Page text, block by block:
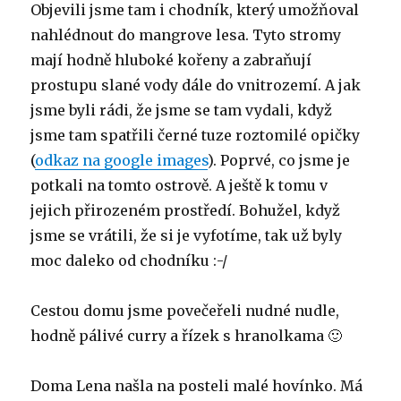
Objevili jsme tam i chodník, který umožňoval
nahlédnout do mangrove lesa. Tyto stromy
mají hodně hluboké kořeny a zabraňují
prostupu slané vody dále do vnitrozemí. A jak
jsme byli rádi, že jsme se tam vydali, když
jsme tam spatřili černé tuze roztomilé opičky
(odkaz na google images). Poprvé, co jsme je
potkali na tomto ostrově. A ještě k tomu v
jejich přirozeném prostředí. Bohužel, když
jsme se vrátili, že si je vyfotíme, tak už byly
moc daleko od chodníku :-/
Cestou domu jsme povečeřeli nudné nudle,
hodně pálivé curry a řízek s hranolkama 🙂
Doma Lena našla na posteli malé hovínko. Má